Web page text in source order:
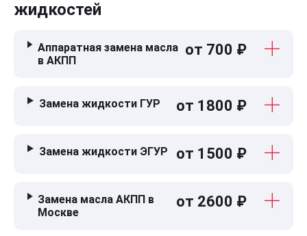
жидкостей
Аппаратная замена масла
в АКПП
от 700 ₽
Замена жидкости ГУР от 1800 ₽
Замена жидкости ЭГУР от 1500 ₽
Замена масла АКПП в
Москве
от 2600 ₽